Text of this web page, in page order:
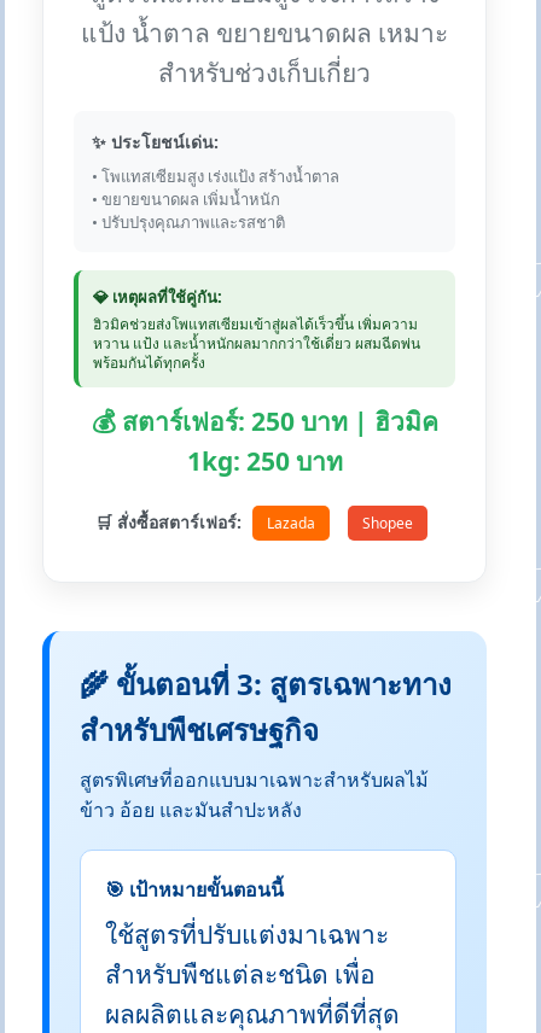
แป้ง น้ำตาล ขยายขนาดผล เหมาะ
สำหรับช่วงเก็บเกี่ยว
✨ ประโยชน์เด่น:
• โพแทสเซียมสูง เร่งแป้ง สร้างน้ำตาล
• ขยายขนาดผล เพิ่มน้ำหนัก
• ปรับปรุงคุณภาพและรสชาติ
💎 เหตุผลที่ใช้คู่กัน:
ฮิวมิคช่วยส่งโพแทสเซียมเข้าสู่ผลได้เร็วขึ้น เพิ่มความ
หวาน แป้ง และน้ำหนักผลมากกว่าใช้เดี่ยว ผสมฉีดพ่น
พร้อมกันได้ทุกครั้ง
💰 สตาร์เฟอร์: 250 บาท | ฮิวมิค
1kg: 250 บาท
🛒 สั่งซื้อสตาร์เฟอร์: Lazada Shopee
🌾 ขั้นตอนที่ 3: สูตรเฉพาะทาง
สำหรับพืชเศรษฐกิจ
สูตรพิเศษที่ออกแบบมาเฉพาะสำหรับผลไม้
ข้าว อ้อย และมันสำปะหลัง
🎯 เป้าหมายขั้นตอนนี้
ใช้สูตรที่ปรับแต่งมาเฉพาะ
สำหรับพืชแต่ละชนิด เพื่อ
ผลผลิตและคุณภาพที่ดีที่สุด